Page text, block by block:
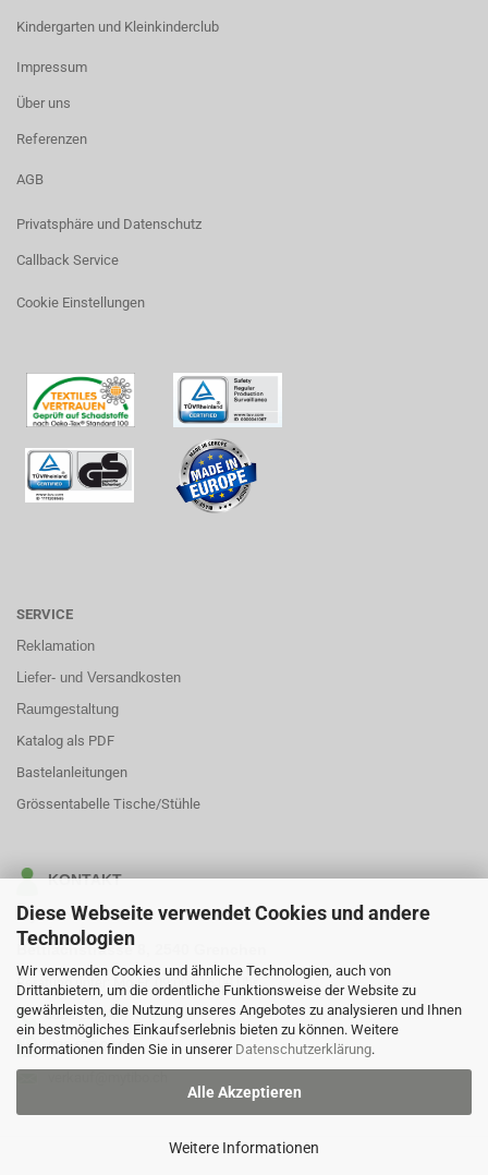
Diese Webseite verwendet Cookies und andere
Technologien
Wir verwenden Cookies und ähnliche Technologien, auch von
Drittanbietern, um die ordentliche Funktionsweise der Website zu
gewährleisten, die Nutzung unseres Angebotes zu analysieren und Ihnen
ein bestmögliches Einkaufserlebnis bieten zu können. Weitere
Informationen finden Sie in unserer Datenschutzerklärung.
Alle Akzeptieren
Weitere Informationen
Kindergarten und Kleinkinderclub
Impressum
Über uns
Referenzen
AGB
Privatsphäre und Datenschutz
Callback Service
Cookie Einstellungen
SERVICE
Reklamation
Liefer- und Versandkosten
Raumgestaltung
Katalog als PDF
Bastelanleitungen
Grössentabelle Tische/Stühle
KONTAKT
MyTibo GmbH
Bettlachstrasse 8, 2540 Grenchen
Beratung unter: Mo-Fr, 09:00 - 16:00 Uhr
032 622 0484
032 677 0442